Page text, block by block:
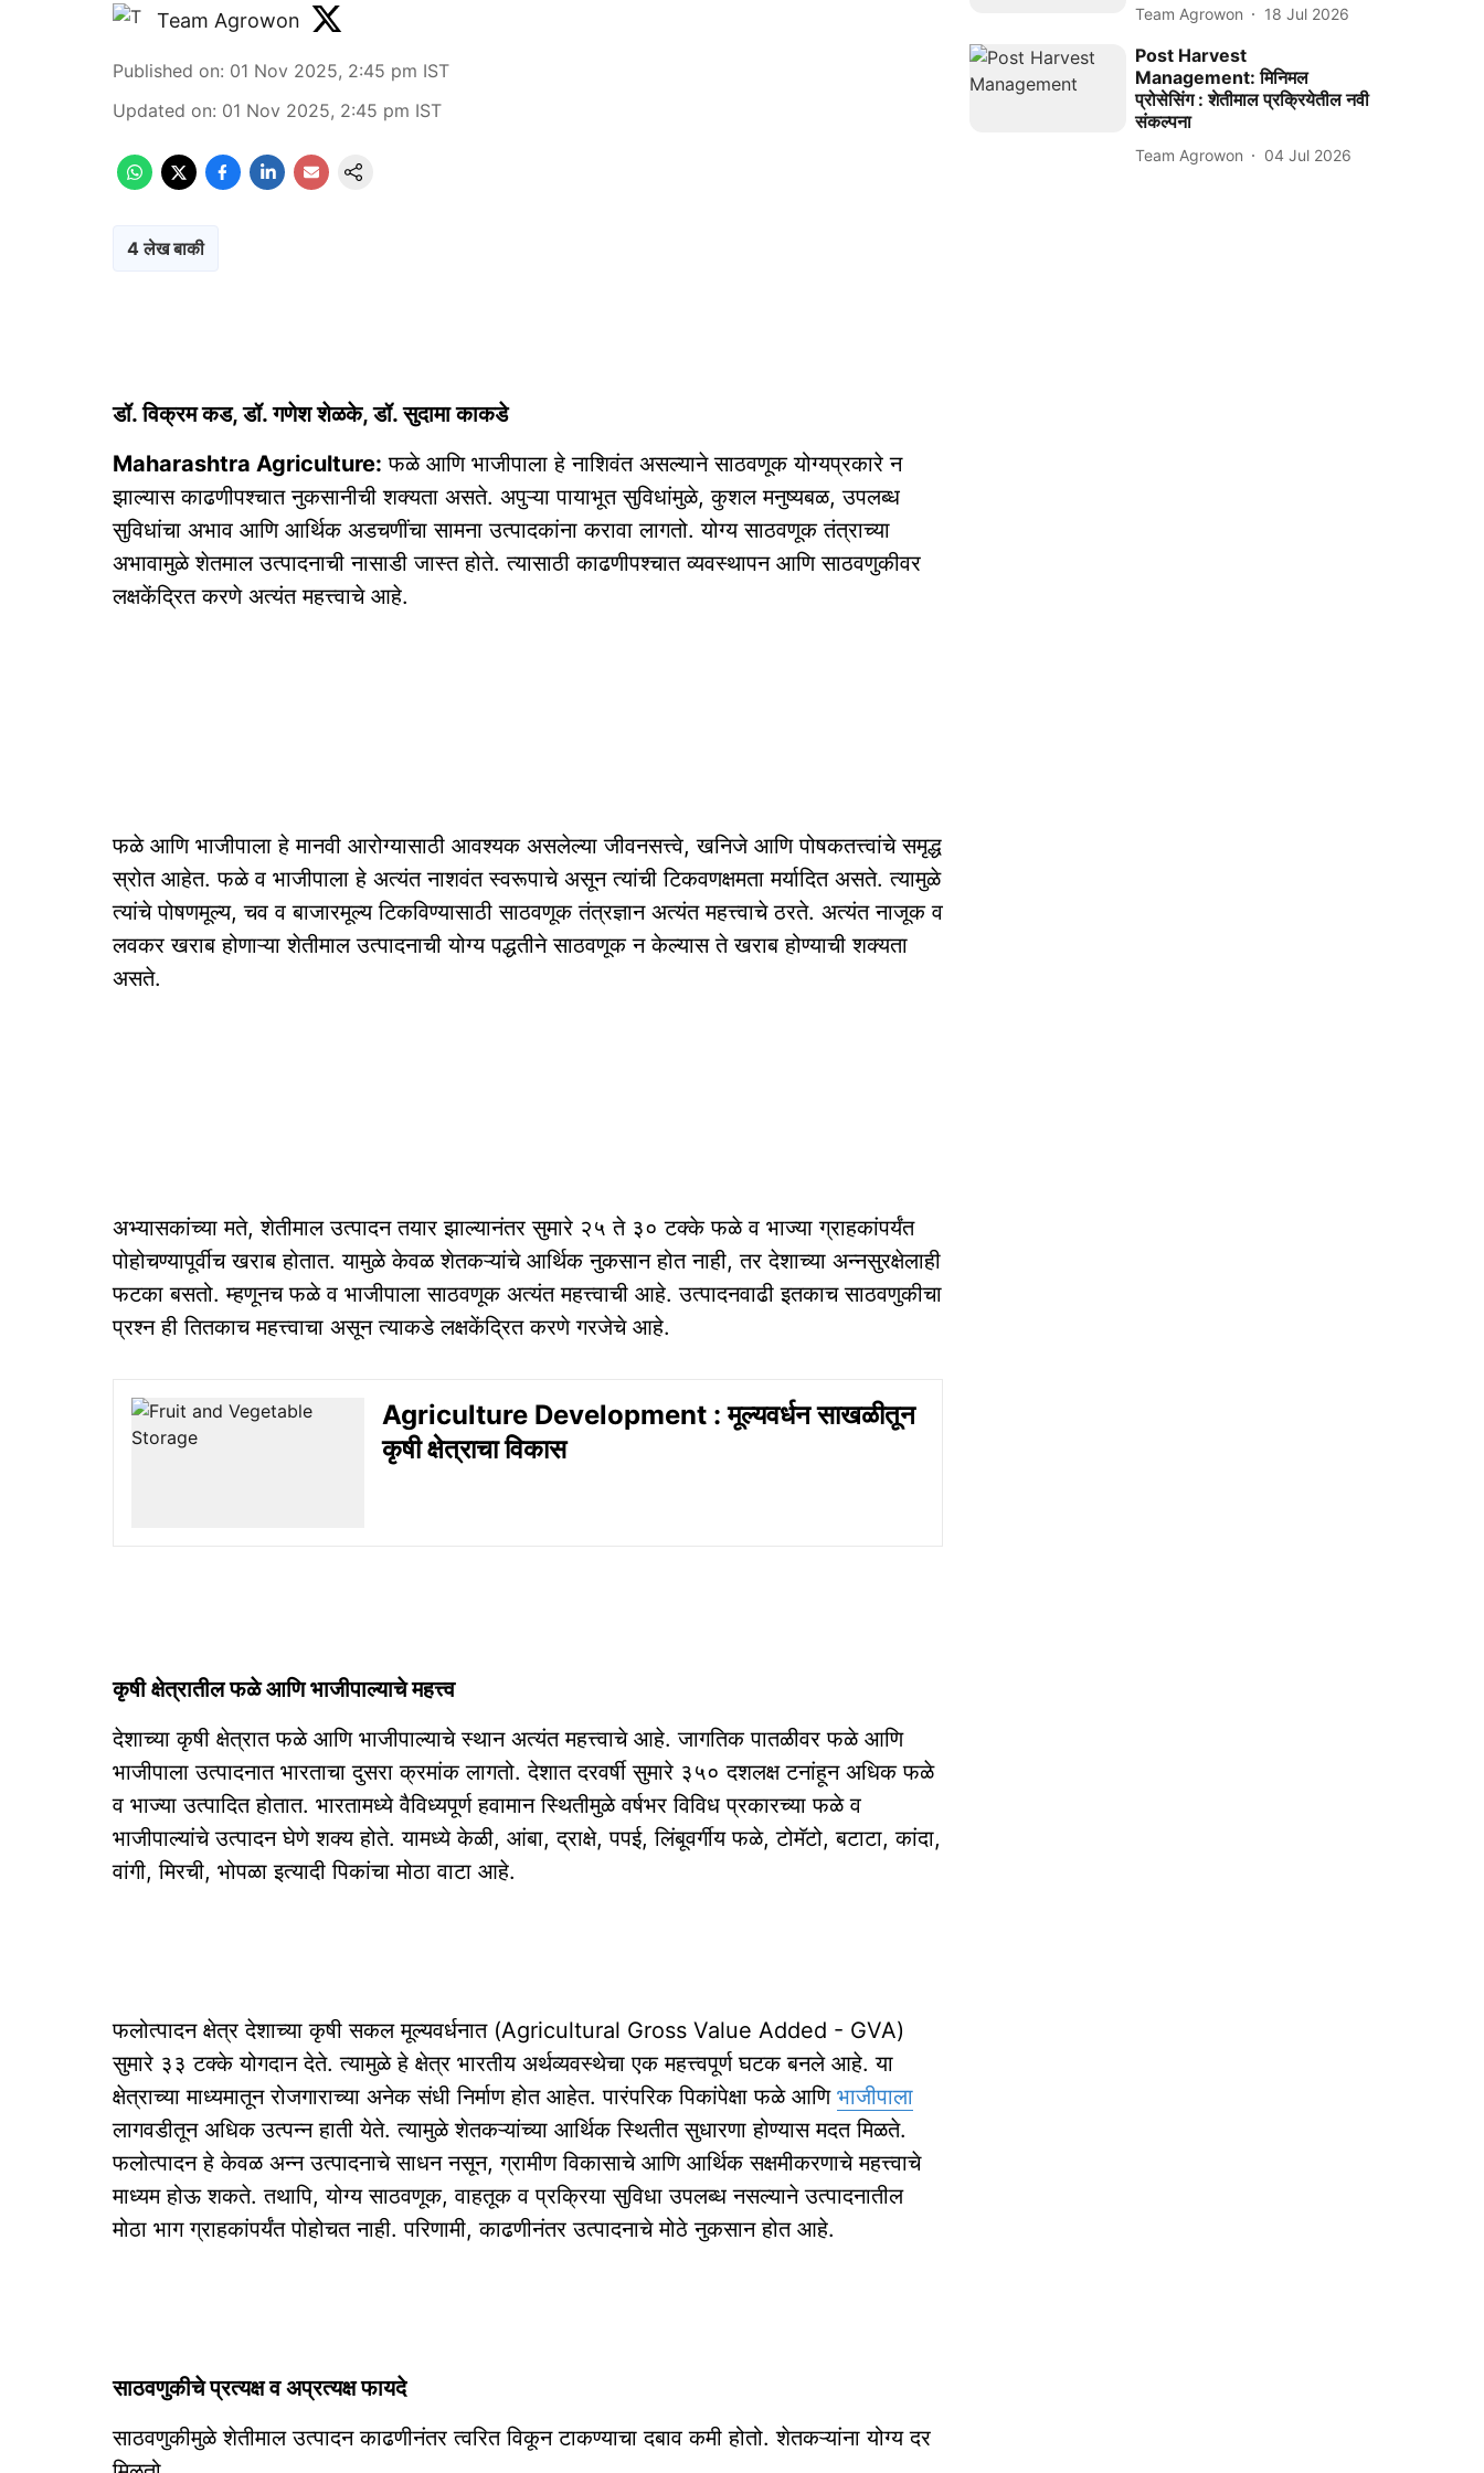
Team Agrowon
Published on: 01 Nov 2025, 2:45 pm IST
Updated on: 01 Nov 2025, 2:45 pm IST
4 लेख बाकी
डॉ. विक्रम कड, डॉ. गणेश शेळके, डॉ. सुदामा काकडे
Maharashtra Agriculture: फळे आणि भाजीपाला हे नाशिवंत असल्याने साठवणूक योग्यप्रकारे न
झाल्यास काढणीपश्चात नुकसानीची शक्यता असते. अपुऱ्या पायाभूत सुविधांमुळे, कुशल मनुष्यबळ, उपलब्ध
सुविधांचा अभाव आणि आर्थिक अडचणींचा सामना उत्पादकांना करावा लागतो. योग्य साठवणूक तंत्राच्या
अभावामुळे शेतमाल उत्पादनाची नासाडी जास्त होते. त्यासाठी काढणीपश्चात व्यवस्थापन आणि साठवणुकीवर
लक्षकेंद्रित करणे अत्यंत महत्त्वाचे आहे.
फळे आणि भाजीपाला हे मानवी आरोग्यासाठी आवश्यक असलेल्या जीवनसत्त्वे, खनिजे आणि पोषकतत्त्वांचे समृद्ध
स्रोत आहेत. फळे व भाजीपाला हे अत्यंत नाशवंत स्वरूपाचे असून त्यांची टिकवणक्षमता मर्यादित असते. त्यामुळे
त्यांचे पोषणमूल्य, चव व बाजारमूल्य टिकविण्यासाठी साठवणूक तंत्रज्ञान अत्यंत महत्त्वाचे ठरते. अत्यंत नाजूक व
लवकर खराब होणाऱ्या शेतीमाल उत्पादनाची योग्य पद्धतीने साठवणूक न केल्यास ते खराब होण्याची शक्यता
असते.
अभ्यासकांच्या मते, शेतीमाल उत्पादन तयार झाल्यानंतर सुमारे २५ ते ३० टक्के फळे व भाज्या ग्राहकांपर्यंत
पोहोचण्यापूर्वीच खराब होतात. यामुळे केवळ शेतकऱ्यांचे आर्थिक नुकसान होत नाही, तर देशाच्या अन्नसुरक्षेलाही
फटका बसतो. म्हणूनच फळे व भाजीपाला साठवणूक अत्यंत महत्त्वाची आहे. उत्पादनवाढी इतकाच साठवणुकीचा
प्रश्न ही तितकाच महत्त्वाचा असून त्याकडे लक्षकेंद्रित करणे गरजेचे आहे.
Agriculture Development : मूल्यवर्धन साखळीतून
कृषी क्षेत्राचा विकास
कृषी क्षेत्रातील फळे आणि भाजीपाल्याचे महत्त्व
देशाच्या कृषी क्षेत्रात फळे आणि भाजीपाल्याचे स्थान अत्यंत महत्त्वाचे आहे. जागतिक पातळीवर फळे आणि
भाजीपाला उत्पादनात भारताचा दुसरा क्रमांक लागतो. देशात दरवर्षी सुमारे ३५० दशलक्ष टनांहून अधिक फळे
व भाज्या उत्पादित होतात. भारतामध्ये वैविध्यपूर्ण हवामान स्थितीमुळे वर्षभर विविध प्रकारच्या फळे व
भाजीपाल्यांचे उत्पादन घेणे शक्य होते. यामध्ये केळी, आंबा, द्राक्षे, पपई, लिंबूवर्गीय फळे, टोमॅटो, बटाटा, कांदा,
वांगी, मिरची, भोपळा इत्यादी पिकांचा मोठा वाटा आहे.
फलोत्पादन क्षेत्र देशाच्या कृषी सकल मूल्यवर्धनात (Agricultural Gross Value Added - GVA)
सुमारे ३३ टक्के योगदान देते. त्यामुळे हे क्षेत्र भारतीय अर्थव्यवस्थेचा एक महत्त्वपूर्ण घटक बनले आहे. या
क्षेत्राच्या माध्यमातून रोजगाराच्या अनेक संधी निर्माण होत आहेत. पारंपरिक पिकांपेक्षा फळे आणि भाजीपाला
लागवडीतून अधिक उत्पन्न हाती येते. त्यामुळे शेतकऱ्यांच्या आर्थिक स्थितीत सुधारणा होण्यास मदत मिळते.
फलोत्पादन हे केवळ अन्न उत्पादनाचे साधन नसून, ग्रामीण विकासाचे आणि आर्थिक सक्षमीकरणाचे महत्त्वाचे
माध्यम होऊ शकते. तथापि, योग्य साठवणूक, वाहतूक व प्रक्रिया सुविधा उपलब्ध नसल्याने उत्पादनातील
मोठा भाग ग्राहकांपर्यंत पोहोचत नाही. परिणामी, काढणीनंतर उत्पादनाचे मोठे नुकसान होत आहे.
साठवणुकीचे प्रत्यक्ष व अप्रत्यक्ष फायदे
साठवणुकीमुळे शेतीमाल उत्पादन काढणीनंतर त्वरित विकून टाकण्याचा दबाव कमी होतो. शेतकऱ्यांना योग्य दर
Team Agrowon 18 Jul 2026
Post Harvest
Management: मिनिमल
प्रोसेसिंग : शेतीमाल प्रक्रियेतील नवी
संकल्पना
Team Agrowon 04 Jul 2026